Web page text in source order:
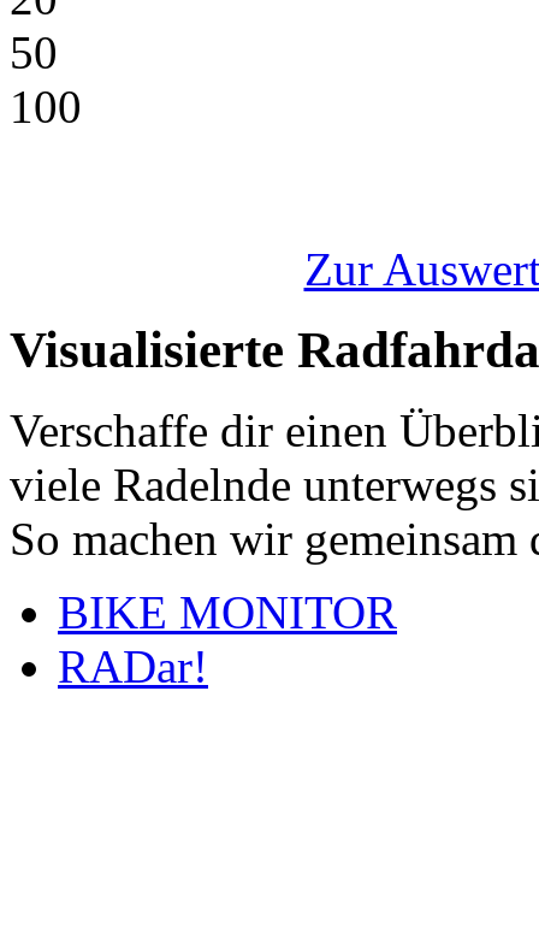
50
100
Zur
Visualisierte
Verschaffe dir einen
viele Radelnde unterwegs
So machen wir
BIKE MONITOR
RADar!